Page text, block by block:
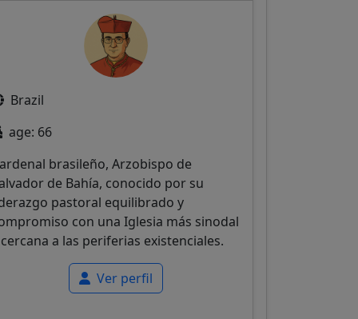
Brazil
age: 66
brasileño, Arzobispo de
de Bahía, conocido por su
pastoral equilibrado y
con una Iglesia más sinodal
a las periferias existenciales.
Ver perfil